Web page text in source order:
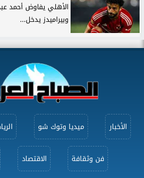
الأهلي يفاوض أحمد
وبيراميدز يدخل...
الأخبار ميديا وتوك شو
فن وثقافة الاقتصاد